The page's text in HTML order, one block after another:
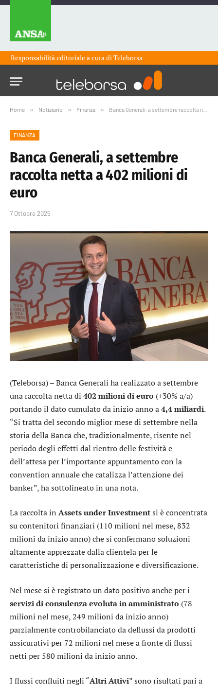
Responsabilità editoriale a cura diTeleborsa
Home » Notiziario » Finanza » Banca Generali, a settembre raccolta netta a 402 milioni di euro
FINANZA
Banca Generali, a settembre
raccolta netta a 402 milioni di
euro
7 Ottobre 2025
(Teleborsa) –Banca Generali ha realizzato a settembre
una raccolta netta di 402 milioni di euro (+30% a/a)
portando il dato cumulato da inizio anno a4,4 miliardi.
“Si tratta del secondo miglior mese di settembre nella
storia della Banca che, tradizionalmente, risente nel
periodo degli effetti dal rientro delle festività e
dell’attesa per l’importante appuntamento con la
convention annuale che catalizza l’attenzione dei
banker”, ha sottolineato in una nota.
La raccolta in Assets under Investmentsi è concentrata
su contenitori finanziari (110 milioni nel mese, 832
milioni da inizio anno) che si confermano soluzioni
altamente apprezzate dalla clientela per le
caratteristiche di personalizzazione e diversificazione.
Nel mese si è registrato un dato positivo anche per i
servizi di consulenza evoluta in amministrato (78
milioni nel mese, 249 milioni da inizio anno)
parzialmente controbilanciato da deflussi da prodotti
assicurativi per 72 milioni nel mese a fronte di flussi
netti per 580 milioni da inizio anno.
I flussi confluiti negli “Altri Attivi” sono risultati pari a